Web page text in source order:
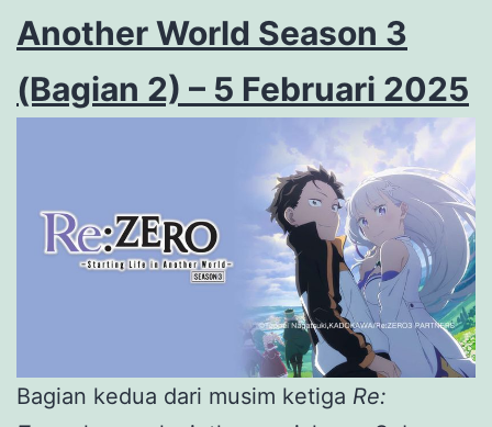
Another World Season 3
(Bagian 2) – 5 Februari 2025
Bagian kedua dari musim ketiga Re: